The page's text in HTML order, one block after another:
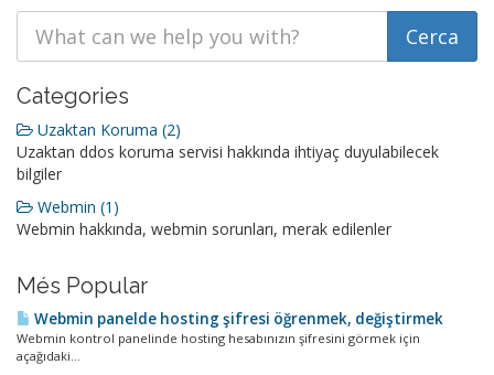
Categories
Uzaktan Koruma (2)
Uzaktan ddos koruma servisi hakkında ihtiyaç duyulabilecek
bilgiler
Webmin (1)
Webmin hakkında, webmin sorunları, merak edilenler
Més Popular
Webmin panelde hosting şifresi öğrenmek, değiştirmek
Webmin kontrol panelinde hosting hesabınızın şifresini görmek için
açağıdaki...